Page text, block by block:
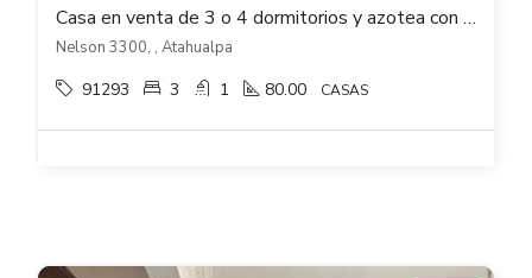
Casa en venta de 3 o 4 dormitorios y azotea con barbacoa en Atahualpa
Nelson 3300, , Atahualpa
91293 3 1 80.00 CASAS